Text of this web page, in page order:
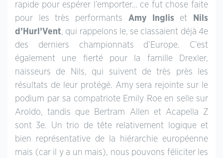
rapide pour espérer l’emporter… ce fut chose faite
pour les très performants Amy Ingliset
Nils
d’Hurl’Vent, qui rappelons le, se classaient déjà 4e
des derniers championnats d’Europe. C’est
également une fierté pour la famille Drexler,
naisseurs de Nils, qui suivent de très près les
résultats de leur protégé. Amy sera rejointe sur le
podium par sa compatriote Emily Roe en selle sur
Aroldo, tandis que Bertram Allen et Acapella Z
sont 3e. Un trio de tête relativement logique et
bien représentative de la hiérarchie européenne
mais (car il y a un mais), nous pouvons féliciter les